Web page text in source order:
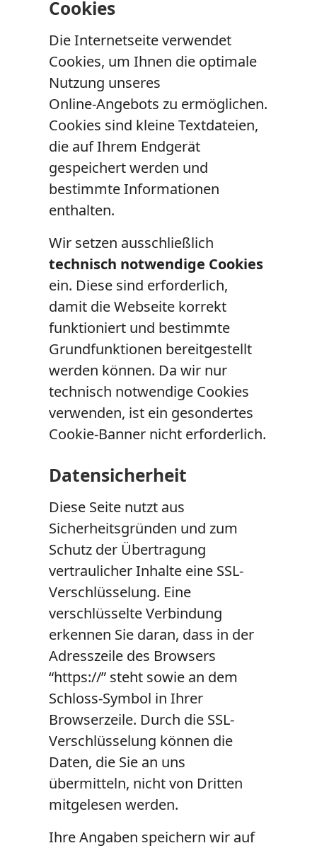
Cookies
Die Internetseite verwendet
Cookies, um Ihnen die optimale
Nutzung unseres
Online‑Angebots zu ermöglichen.
Cookies sind kleine Textdateien,
die auf Ihrem Endgerät
gespeichert werden und
bestimmte Informationen
enthalten.
Wir setzen ausschließlich
technisch notwendige Cookies
ein. Diese sind erforderlich,
damit die Webseite korrekt
funktioniert und bestimmte
Grundfunktionen bereitgestellt
werden können. Da wir nur
technisch notwendige Cookies
verwenden, ist ein gesondertes
Cookie‑Banner nicht erforderlich.
Datensicherheit
Diese Seite nutzt aus
Sicherheitsgründen und zum
Schutz der Übertragung
vertraulicher Inhalte eine SSL-
Verschlüsselung. Eine
verschlüsselte Verbindung
erkennen Sie daran, dass in der
Adresszeile des Browsers
“https://” steht sowie an dem
Schloss-Symbol in Ihrer
Browserzeile. Durch die SSL-
Verschlüsselung können die
Daten, die Sie an uns
übermitteln, nicht von Dritten
mitgelesen werden.
Ihre Angaben speichern wir auf